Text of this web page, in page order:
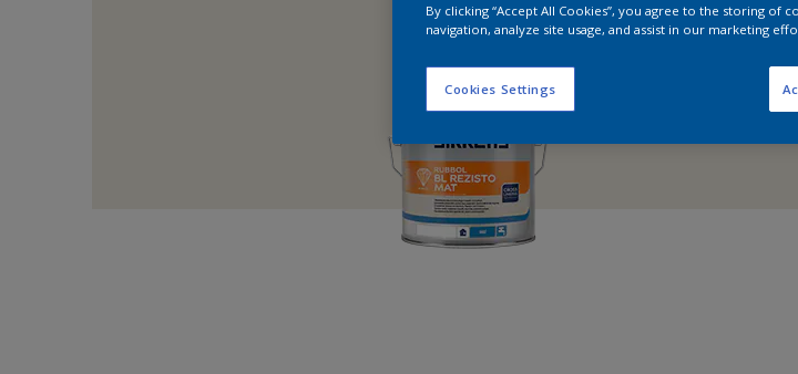
By clicking “Accept All Cookies”, you agree to the storing of
navigation, analyze site usage, and assist in our marketing
Cookies Settings